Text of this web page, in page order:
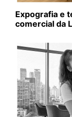
Expografia e
comercial da